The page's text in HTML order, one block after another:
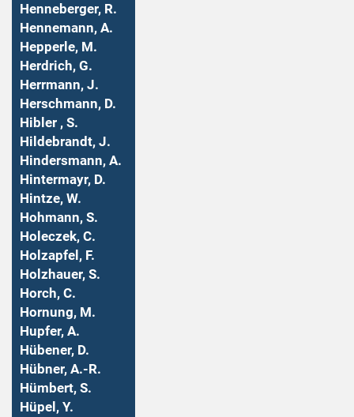
Henneberger, R.
Hennemann, A.
Hepperle, M.
Herdrich, G.
Herrmann, J.
Herschmann, D.
Hibler , S.
Hildebrandt, J.
Hindersmann, A.
Hintermayr, D.
Hintze, W.
Hohmann, S.
Holeczek, C.
Holzapfel, F.
Holzhauer, S.
Horch, C.
Hornung, M.
Hupfer, A.
Hübener, D.
Hübner, A.-R.
Hümbert, S.
Hüpel, Y.